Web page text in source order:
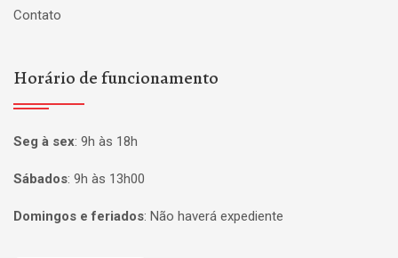
Contato
Horário de funcionamento
Seg à sex: 9h às 18h
Sábados: 9h às 13h00
Domingos e feriados: Não haverá expediente